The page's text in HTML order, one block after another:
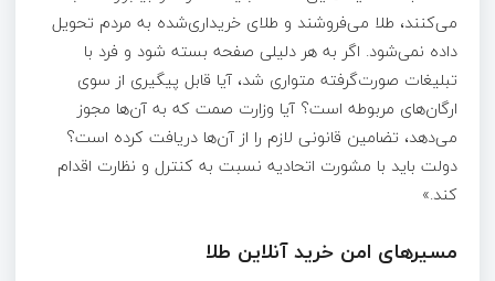
می‌کنند، طلا می‌فروشند و طلای خریداری‌شده به مردم تحویل
داده نمی‌شود. اگر به هر دلیلی صفحه بسته شود و فرد با
تبلیغات صورت‌گرفته متواری شد، آیا قابل پیگیری از سوی
ارگان‌های مربوطه است؟ آیا وزارت صمت که به آن‌ها مجوز
می‌دهد، تضامین قانونی لازم را از آن‌ها دریافت کرده است؟
دولت باید با مشورت اتحادیه نسبت به کنترل و نظارت اقدام
کند.»
مسیرهای امن خرید آنلاین طلا